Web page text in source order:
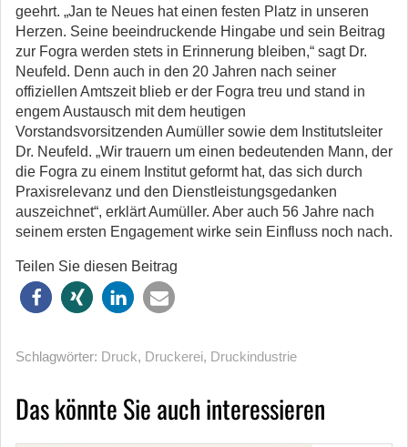
geehrt. „Jan te Neues hat einen festen Platz in unseren
Herzen. Seine beeindruckende Hingabe und sein Beitrag
zur Fogra werden stets in Erinnerung bleiben,“ sagt Dr.
Neufeld. Denn auch in den 20 Jahren nach seiner
offiziellen Amtszeit blieb er der Fogra treu und stand in
engem Austausch mit dem heutigen
Vorstandsvorsitzenden Aumüller sowie dem Institutsleiter
Dr. Neufeld. „Wir trauern um einen bedeutenden Mann, der
die Fogra zu einem Institut geformt hat, das sich durch
Praxisrelevanz und den Dienstleistungsgedanken
auszeichnet“, erklärt Aumüller. Aber auch 56 Jahre nach
seinem ersten Engagement wirke sein Einfluss noch nach.
Teilen Sie diesen Beitrag
Schlagwörter: Druck, Druckerei, Druckindustrie
Das könnte Sie auch interessieren